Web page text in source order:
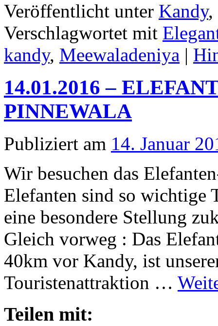
Veröffentlicht unter Kandy,
Verschlagwortet mit
kandy, Meewaladeniya |
14.01.2016 –
PINNEWALA
Publiziert am 14. Januar
Wir besuchen das
Elefanten sind so wichtige
eine besondere Stellung
Gleich vorweg : Das
40km vor Kandy, ist
Touristenattraktion …
Teilen mit: